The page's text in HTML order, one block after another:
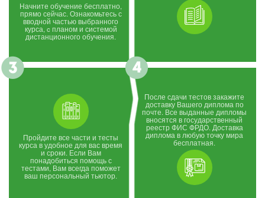
Начните обучение бесплатно,
прямо сейчас. Ознакомьтесь с
вводной частью выбранного
курса, c планом и системой
дистанционного обучения.
Пройдите все части и тесты
курса в удобное для вас время
и сроки. Если Вам
понадобиться помощь с
тестами, Вам всегда поможет
ваш персональный тьютор.
После сдачи тестов закажите
доставку Вашего диплома по
почте. Все выданные дипломы
вносятся в государственный
реестр ФИС ФРДО. Доставка
диплома в любую точку мира
бесплатная.